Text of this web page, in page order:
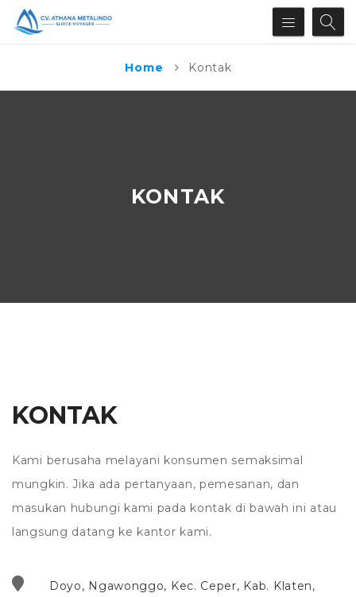
Home Kontak
KONTAK
KONTAK
Kami berusaha melayani konsumen semaksimal
mungkin. Jika ada pertanyaan, pemesanan, dan
masukan hubungi kami pada kontak di bawah ini atau
langsung datang ke kantor kami.
Doyo, Ngawonggo, Kec. Ceper, Kab. Klaten,